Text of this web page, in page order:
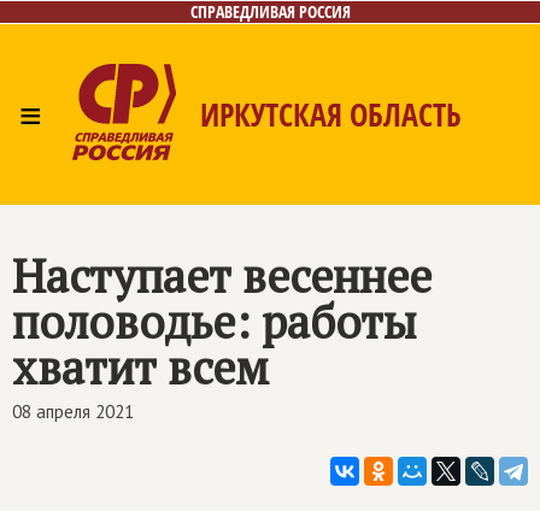
СПРАВЕДЛИВАЯ РОССИЯ
≡ ИРКУТСКАЯ ОБЛАСТЬ
Наступает весеннее
половодье: работы
хватит всем
08 апреля 2021